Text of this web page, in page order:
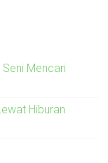
Seni Mencari
Hiburan